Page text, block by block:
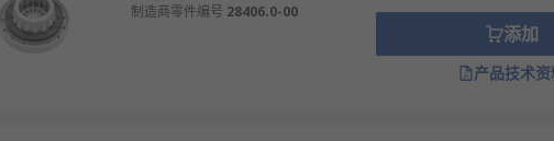
制造商零件编号 28406.0-00
添加
产品技术